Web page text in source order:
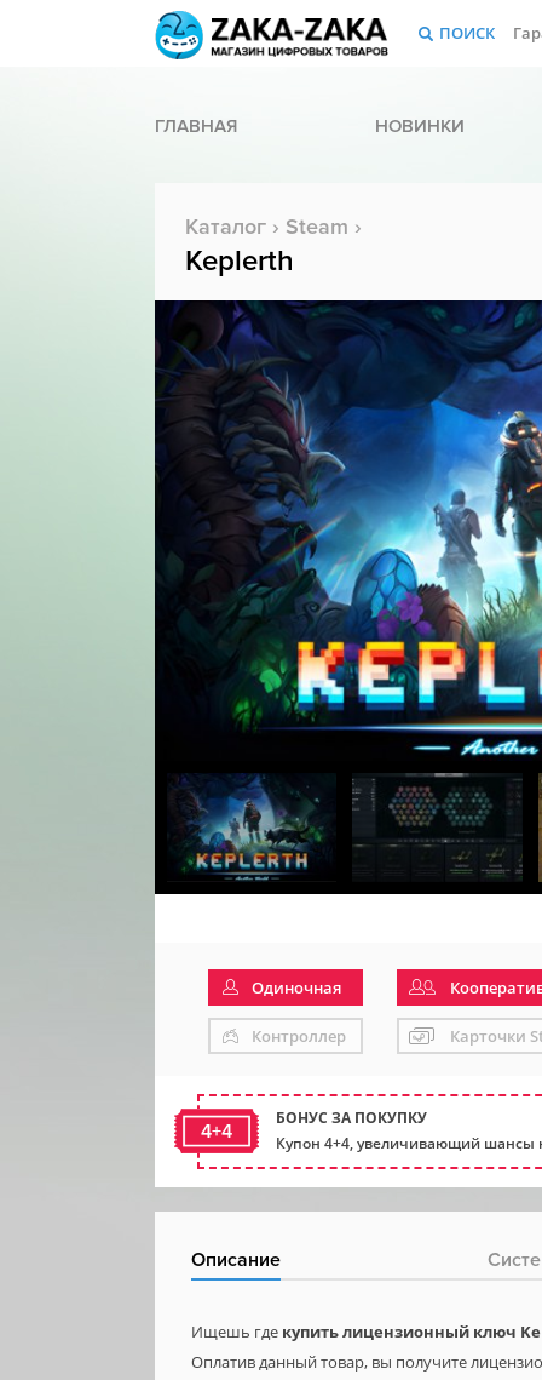
ПОИСК
ГЛАВНАЯ НОВИНКИ
Каталог › Steam ›
Keplerth
Одиночная
Контроллер Карточки
4+4
БОНУС ЗА ПОКУПКУ
Купон 4+4, увеличивающий шансы
Описание
Ищешь где купить лицензионный ключ
Оплатив данный товар, вы получите